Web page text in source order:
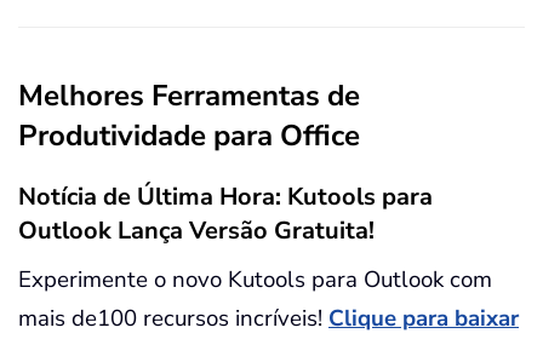
Melhores Ferramentas de
Produtividade para Office
Notícia de Última Hora: Kutools para
Outlook Lança Versão Gratuita!
Experimente o novo Kutools para Outlook com
mais de100 recursos incríveis! Clique para baixar